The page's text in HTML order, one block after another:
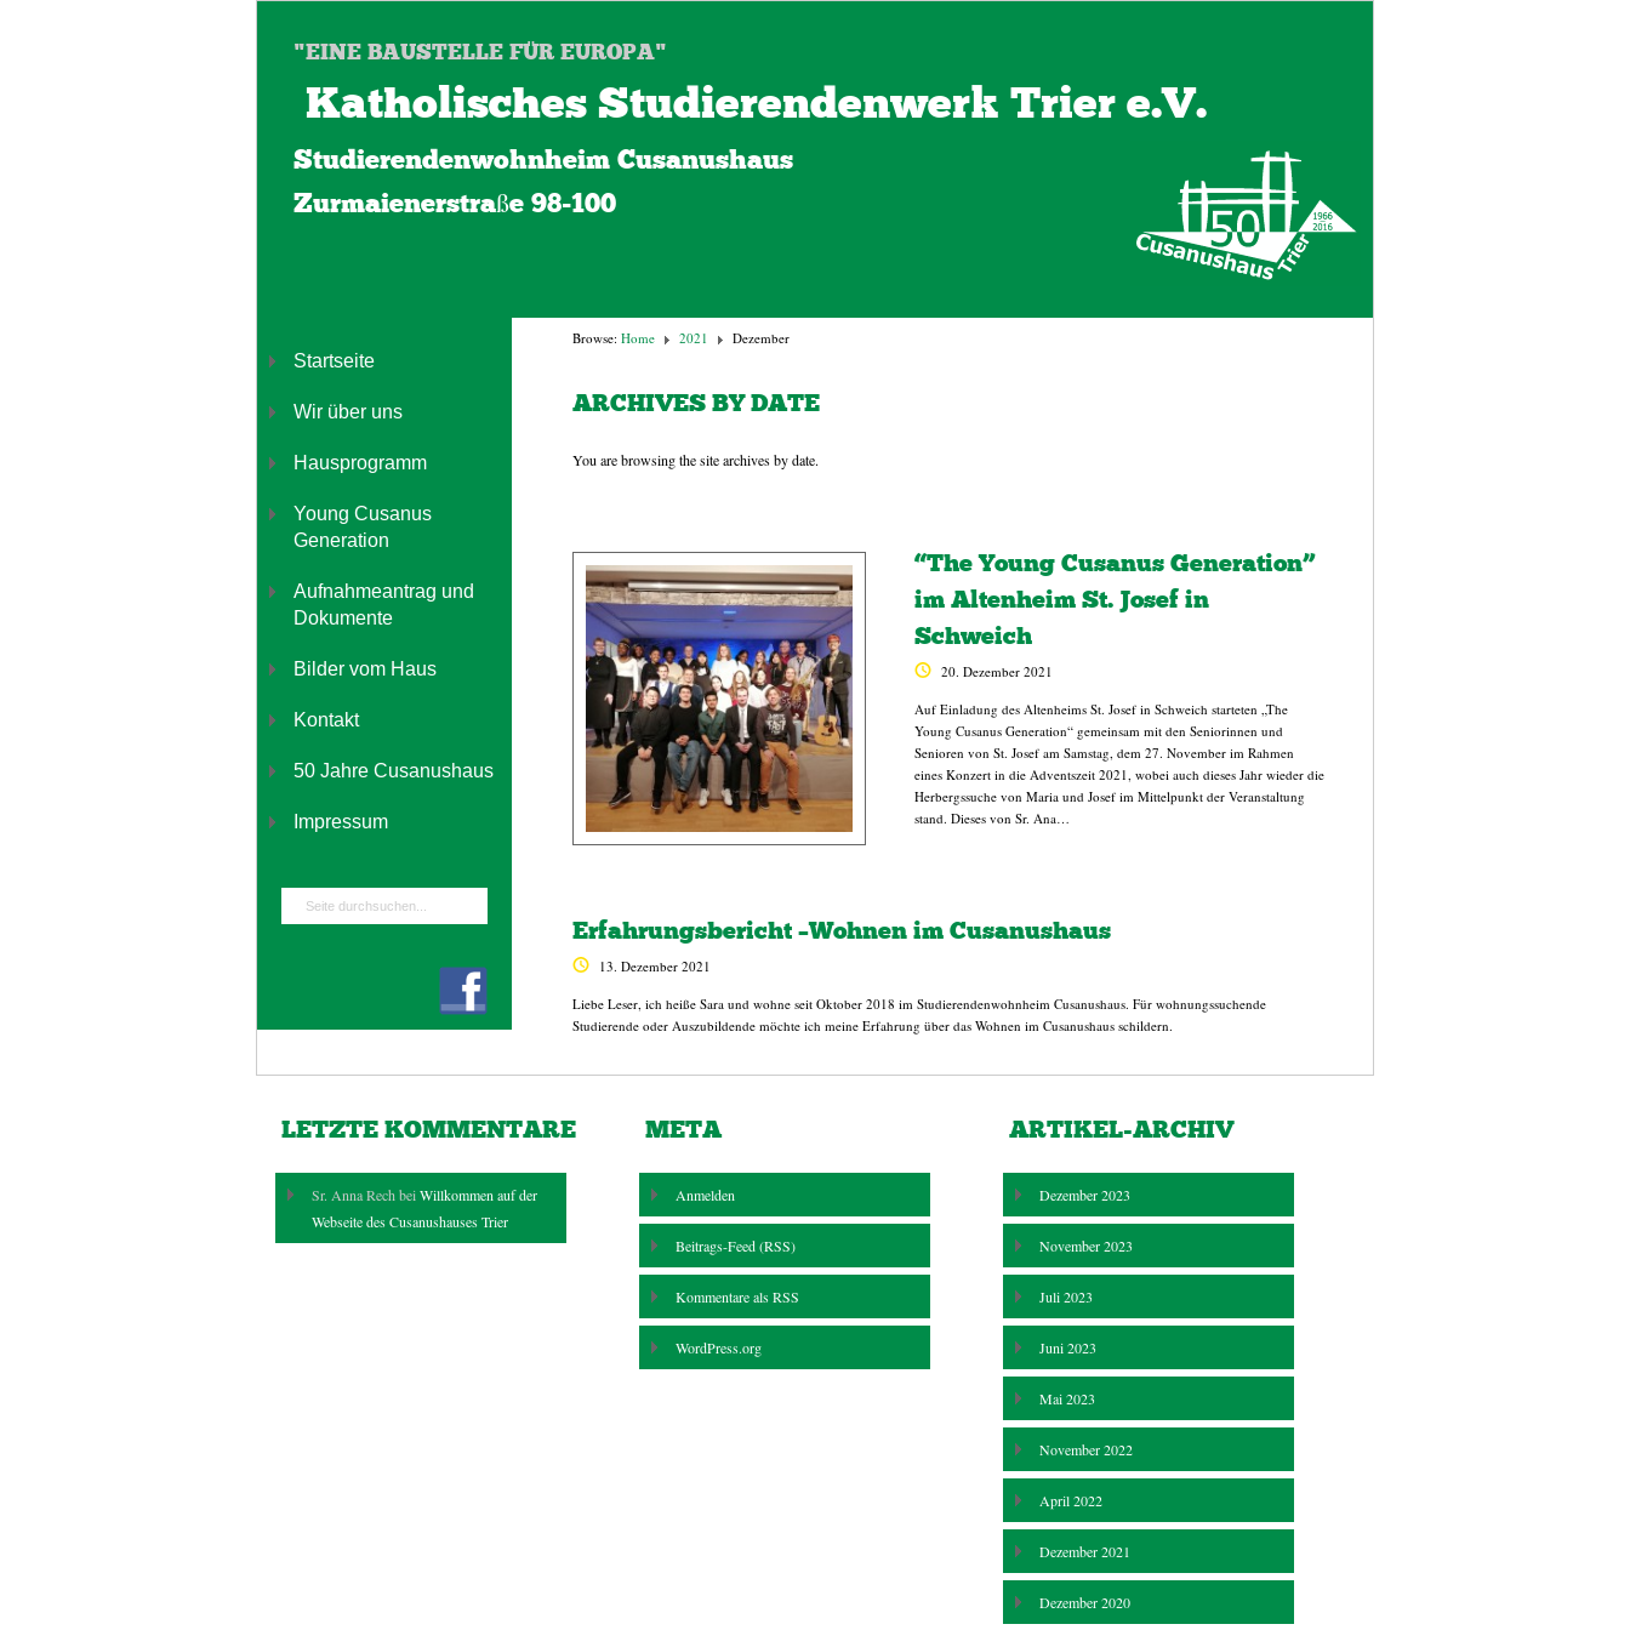
"EINE BAUSTELLE FÜR EUROPA"
Katholisches Studierendenwerk Trier e.V.
Studierendenwohnheim Cusanushaus
Zurmaienerstraße 98-100
Browse: Home 2021 Dezember
ARCHIVES BY DATE
You are browsing the site archives by date.
“The Young Cusanus Generation”
im Altenheim St. Josef in
Schweich
20. Dezember 2021
Auf Einladung des Altenheims St. Josef in Schweich starteten „The
Young Cusanus Generation“ gemeinsam mit den Seniorinnen und
Senioren von St. Josef am Samstag, dem 27. November im Rahmen
eines Konzert in die Adventszeit 2021, wobei auch dieses Jahr wieder die
Herbergssuche von Maria und Josef im Mittelpunkt der Veranstaltung
stand. Dieses von Sr. Ana…
Erfahrungsbericht –Wohnen im Cusanushaus
13. Dezember 2021
Liebe Leser, ich heiße Sara und wohne seit Oktober 2018 im Studierendenwohnheim Cusanushaus. Für wohnungssuchende
Studierende oder Auszubildende möchte ich meine Erfahrung über das Wohnen im Cusanushaus schildern.
Startseite
Wir über uns
Hausprogramm
Young Cusanus
Generation
Aufnahmeantrag und
Dokumente
Bilder vom Haus
Kontakt
50 Jahre Cusanushaus
Impressum
LETZTE KOMMENTARE
Sr. Anna Rech beiWillkommen auf der
Webseite des Cusanushauses Trier
META
Anmelden
Beitrags-Feed (RSS)
Kommentare alsRSS
WordPress.org
ARTIKEL-ARCHIV
Dezember 2023
November 2023
Juli 2023
Juni 2023
Mai 2023
November 2022
April 2022
Dezember 2021
Dezember 2020